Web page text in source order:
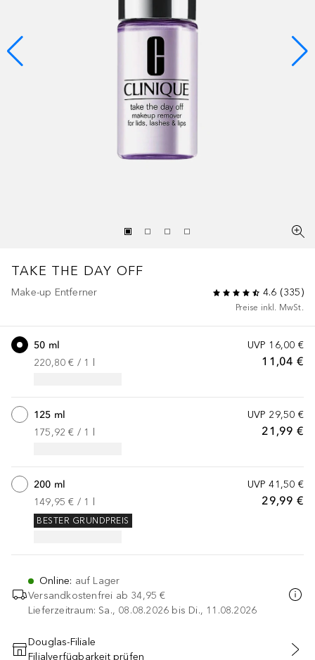
TAKE THE DAY OFF
Make-up Entferner 4.6 (335)
Preise inkl. MwSt.
UVP 16,00 €
11,04 €
50 ml
220,80 € / 1
UVP 29,50 €
21,99 €
125 ml
175,92 € / 1
UVP 41,50 €
29,99 €
200 ml
149,95 € / 1
BESTER GRUNDPREIS
Online: auf Lager
Versandkostenfrei ab 34,95 €
Lieferzeitraum: Sa., 08.08.2026 bis Di., 11.08.2026
IN DEN WARENKORB
Douglas-Filiale
Filialverfügbarkeit prüfen